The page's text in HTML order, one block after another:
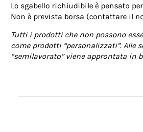
Lo sgabello richiudibile è pensato
Non è prevista borsa (contattare il
Tutti i prodotti che non possono
come prodotti “personalizzati”.
“semilavorato” viene approntata in